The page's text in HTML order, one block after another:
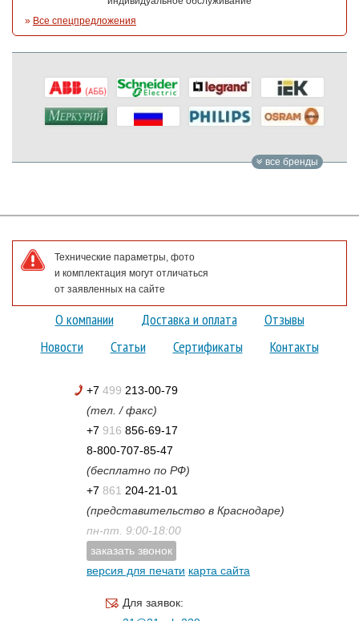
» Все спецпредложения
все бренды
Технические параметры, фото
и комплектация могут отличаться
от заявленных на сайте
О компании Доставка и оплата
Отзывы
Новости
Статьи Сертификаты Контакты
+7 499 213-00-79
(тел. / факс)
+7 916 856-69-17
8-800-707-85-47
(бесплатно по РФ)
+7 861 204-21-01
(представительство в Краснодаре)
пн-пт. 9:00-18:00
заказать звонок
версия для печати карта сайта
Для заявок: